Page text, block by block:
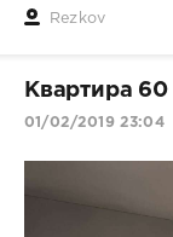
Rezkov
Квартира
01/02/2019 23:04